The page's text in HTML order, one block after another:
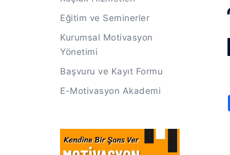
Eğitim ve Seminerler
Kurumsal Motivasyon
Yönetimi
Başvuru ve Kayıt Formu
E-Motivasyon Akademi